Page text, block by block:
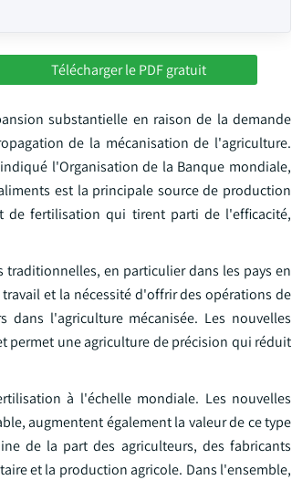
Télécharger le PDF gratuit
substantielle en raison de la demande
de la mécanisation de l'agriculture.
l'Organisation de la Banque mondiale,
est la principale source de production
de fertilisation qui tirent parti de l'efficacité,
en particulier dans les pays en
et la nécessité d'offrir des opérations de
l'agriculture mécanisée. Les nouvelles
permet une agriculture de précision qui réduit
à l'échelle mondiale. Les nouvelles
augmentent également la valeur de ce type
de la part des agriculteurs, des fabricants
et la production agricole. Dans l'ensemble,